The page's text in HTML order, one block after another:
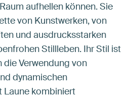
aufhellen können. Sie
von Kunstwerken, von
und ausdrucksstarken
Stillleben. Ihr Stil ist
Verwendung von
dynamischen
Laune kombiniert